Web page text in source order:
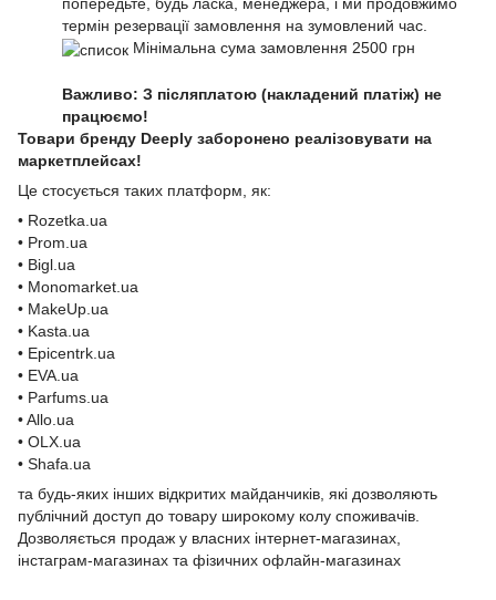
попередьте, будь ласка, менеджера, і ми продовжимо
термін резервації замовлення на зумовлений час.
Мінімальна сума замовлення 2500 грн
Важливо: З післяплатою (накладений платіж) не
працюємо!
Товари бренду Deeply заборонено реалізовувати на
маркетплейсах!
Це стосується таких платформ, як:
• Rozetka.ua
• Prom.ua
• Bigl.ua
• Monomarket.ua
• MakeUp.ua
• Kasta.ua
• Epicentrk.ua
• EVA.ua
• Parfums.ua
• Allo.ua
• OLX.ua
• Shafa.ua
та будь-яких інших відкритих майданчиків, які дозволяють
публічний доступ до товару широкому колу споживачів.
Дозволяється продаж у власних інтернет-магазинах,
інстаграм-магазинах та фізичних офлайн-магазинах